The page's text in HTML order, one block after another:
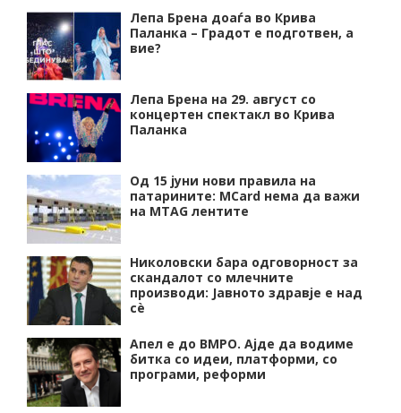
Лепа Брена доаѓа во Крива
Паланка – Градот е подготвен, а
вие?
Лепа Брена на 29. август со
концертен спектакл во Крива
Паланка
Од 15 јуни нови правила на
патарините: MCard нема да важи
на MTAG лентите
Николовски бара одговорност за
скандалот со млечните
производи: Јавното здравје е над
сѐ
Апел е до ВМРО. Ајде да водиме
битка со идеи, платформи, со
програми, реформи